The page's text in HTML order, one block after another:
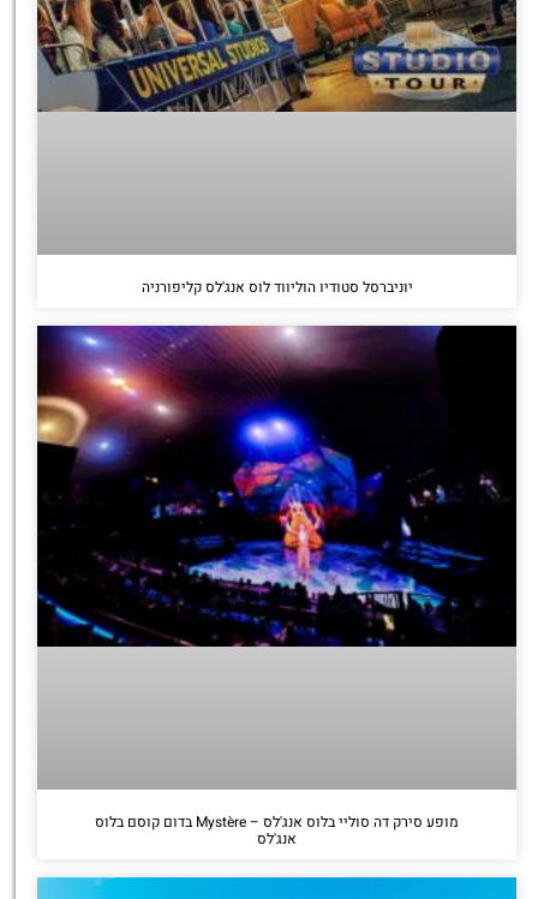
יוניברסל סטודיו הוליווד לוס אנג'לס קליפורניה
מופע סירק דה סוליי בלוס אנג'לס – Mystère בדום קוסם בלוס
אנג'לס